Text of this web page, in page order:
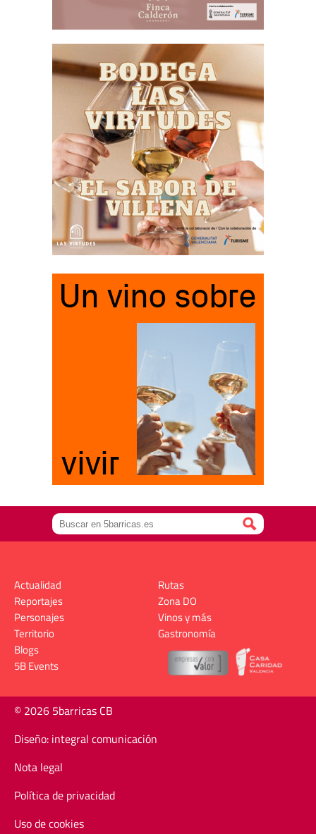
Actualidad
Reportajes
Personajes
Territorio
Rutas
Zona DO
Vinos y más
Gastronomía
Blogs
5B Events
© 2026 5barricas CB
Diseño: integral comunicación
Nota legal
Política de privacidad
Uso de cookies